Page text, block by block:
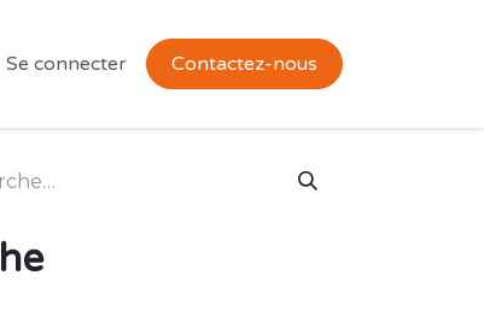
Se connecter Contactez-nous